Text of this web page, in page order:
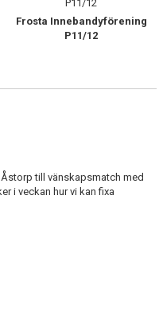
Frosta Innebandyförening
P11/12
till vänskapsmatch med
i veckan hur vi kan fixa